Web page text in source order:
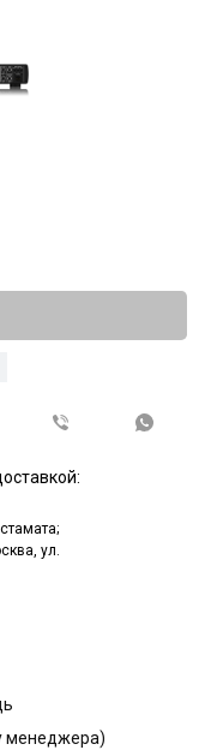
менеджера)
ул.